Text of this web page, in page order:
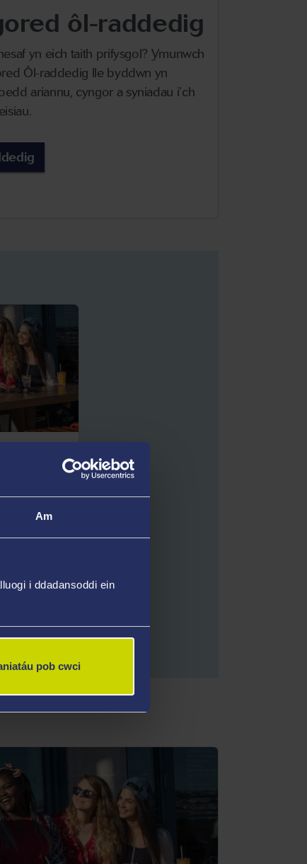
Am
i ddadansoddi ein
pob cwci
ôl-raddedig
yn eich taith prifysgol? Ymunwch
Ôl-raddedig lle byddwn yn
ariannu, cyngor a syniadau i’ch
roi blas i